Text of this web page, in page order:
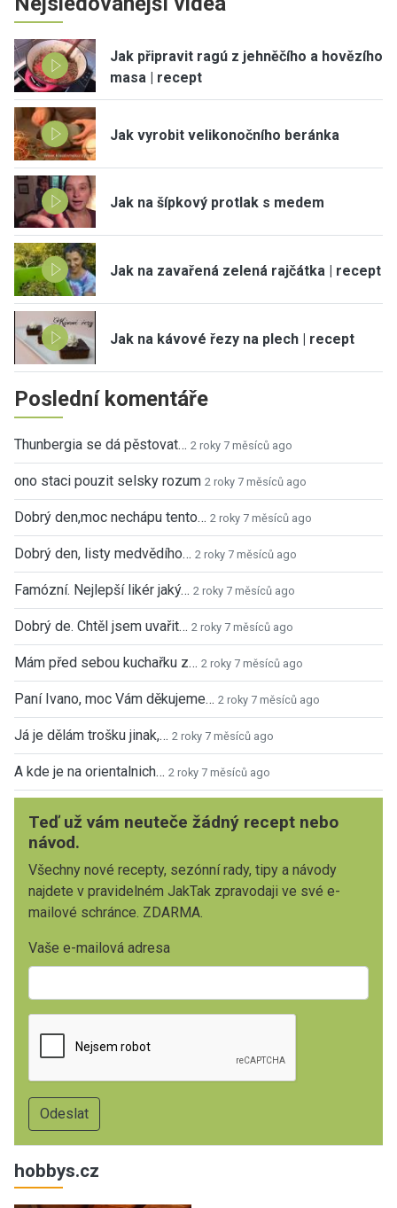
Jak připravit ragú z jehněčího a hovězího
masa | recept
Jak vyrobit velikonočního beránka
Jak na šípkový protlak s medem
Jak na zavařená zelená rajčátka | recept
Jak na kávové řezy na plech | recept
Poslední komentáře
Thunbergia se dá pěstovat… 2 roky 7 měsíců ago
ono staci pouzit selsky rozum 2 roky 7 měsíců ago
Dobrý den,moc nechápu tento… 2 roky 7 měsíců ago
Dobrý den, listy medvědího… 2 roky 7 měsíců ago
Famózní. Nejlepší likér jaký… 2 roky 7 měsíců ago
Dobrý de. Chtěl jsem uvařit… 2 roky 7 měsíců ago
Mám před sebou kuchařku z… 2 roky 7 měsíců ago
Paní Ivano, moc Vám děkujeme… 2 roky 7 měsíců ago
Já je dělám trošku jinak,… 2 roky 7 měsíců ago
A kde je na orientalnich… 2 roky 7 měsíců ago
Teď už vám neuteče žádný recept nebo
návod.
Všechny nové recepty, sezónní rady, tipy a návody
najdete v pravidelném JakTak zpravodaji ve své e-
mailové schránce. ZDARMA.
Vaše e-mailová adresa
hobbys.cz